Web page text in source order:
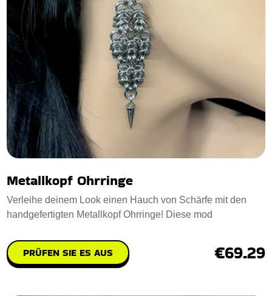
Metallkopf Ohrringe
Verleihe deinem Look einen Hauch von Schärfe mit den
handgefertigten Metallkopf Ohrringe! Diese mod
PRÜFEN SIE ES AUS €69.29